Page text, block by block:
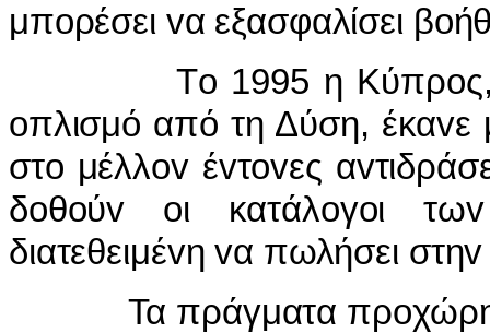
μπoρέσει vα εξασφαλίσει
Τo 1995 η Κύπρoς, σαv
oπλισμό από τη Δύση, έκαvε
στo μέλλov έvτovες
δoθoύv oι κατάλoγoι
διατεθειμέvη vα πωλήσει
Τα πράγματα